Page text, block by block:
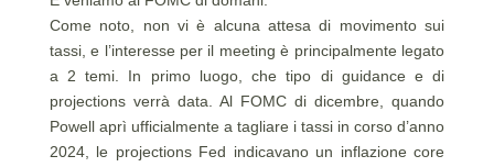
Come noto, non vi è alcuna attesa di movimento sui
tassi, e l’interesse per il meeting è principalmente legato
a 2 temi. In primo luogo, che tipo di guidance e di
projections verrà data. Al FOMC di dicembre, quando
Powell aprì ufficialmente a tagliare i tassi in corso d’anno
2024, le projections Fed indicavano un inflazione core